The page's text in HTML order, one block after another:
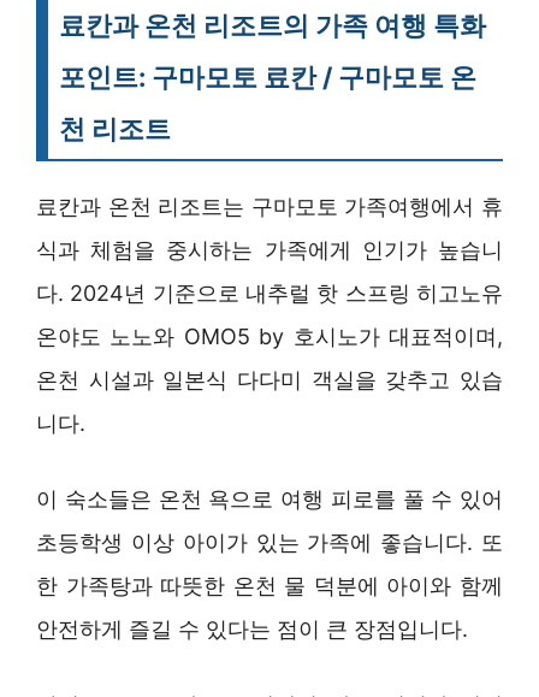
료칸과 온천 리조트의 가족 여행 특화
포인트: 구마모토 료칸 / 구마모토 온
천 리조트
료칸과 온천 리조트는 구마모토 가족여행에서 휴
식과 체험을 중시하는 가족에게 인기가 높습니
다. 2024년 기준으로 내추럴 핫 스프링 히고노유
온야도 노노와 OMO5 by 호시노가 대표적이며,
온천 시설과 일본식 다다미 객실을 갖추고 있습
니다.
이 숙소들은 온천 욕으로 여행 피로를 풀 수 있어
초등학생 이상 아이가 있는 가족에 좋습니다. 또
한 가족탕과 따뜻한 온천 물 덕분에 아이와 함께
안전하게 즐길 수 있다는 점이 큰 장점입니다.